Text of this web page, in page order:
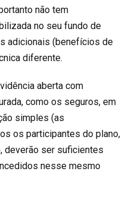
não tem
no seu fundo de
adicionais (benefícios de
diferente.
aberta com
como os seguros, em
simples (as
os participantes do plano,
deverão ser suficientes
nesse mesmo